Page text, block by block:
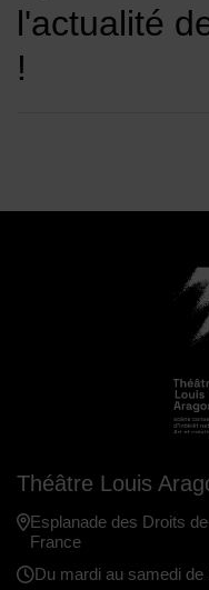
l'actualité
!
Théâtre Louis
Esplanade des Droits
France
Du mardi au samedi de